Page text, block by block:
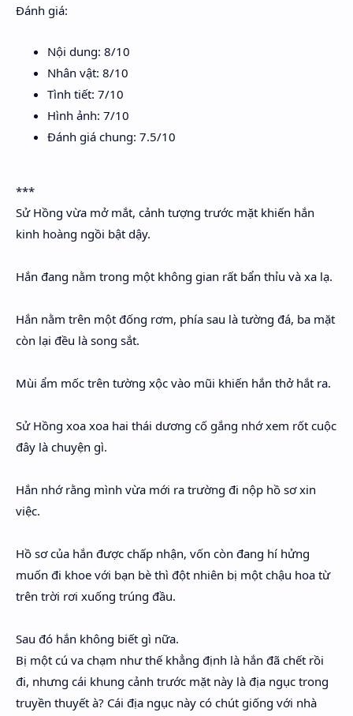
Đánh giá:
Nội dung: 8/10
Nhân vật: 8/10
Tình tiết: 7/10
Hình ảnh: 7/10
Đánh giá chung: 7.5/10
***
Sử Hồng vừa mở mắt, cảnh tượng trước mặt khiến hắn
kinh hoàng ngồi bật dậy.
Hắn đang nằm trong một không gian rất bẩn thỉu và xa lạ.
Hắn nằm trên một đống rơm, phía sau là tường đá, ba mặt
còn lại đều là song sắt.
Mùi ẩm mốc trên tường xộc vào mũi khiến hắn thở hắt ra.
Sử Hồng xoa xoa hai thái dương cố gắng nhớ xem rốt cuộc
đây là chuyện gì.
Hắn nhớ rằng mình vừa mới ra trường đi nộp hồ sơ xin
việc.
Hồ sơ của hắn được chấp nhận, vốn còn đang hí hửng
muốn đi khoe với bạn bè thì đột nhiên bị một chậu hoa từ
trên trời rơi xuống trúng đầu.
Sau đó hắn không biết gì nữa.
Bị một cú va chạm như thế khẳng định là hắn đã chết rồi
đi, nhưng cái khung cảnh trước mặt này là địa ngục trong
truyền thuyết à? Cái địa ngục này có chút giống với nhà